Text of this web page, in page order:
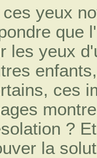
ces yeux
que
les yeux
ces
?
la